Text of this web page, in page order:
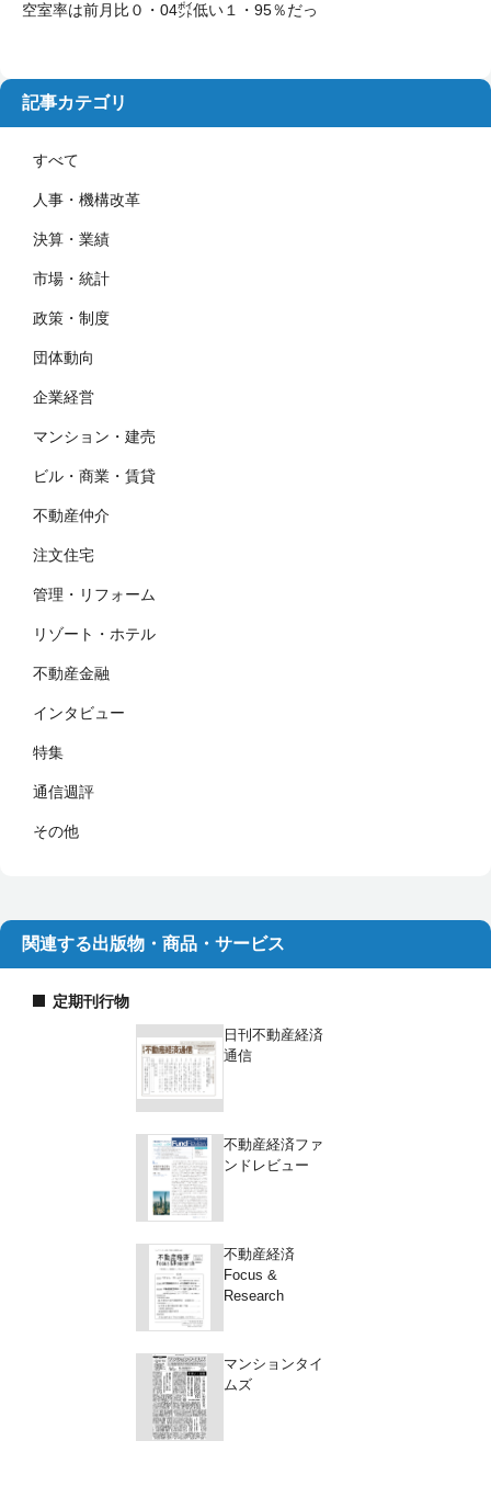
空室率は前月比０・04㌽低い１・95％だっ
記事カテゴリ
すべて
人事・機構改革
決算・業績
市場・統計
政策・制度
団体動向
企業経営
マンション・建売
ビル・商業・賃貸
不動産仲介
注文住宅
管理・リフォーム
リゾート・ホテル
不動産金融
インタビュー
特集
通信週評
その他
関連する出版物・商品・サービス
定期刊行物
日刊不動産経済
通信
不動産経済ファ
ンドレビュー
不動産経済
Focus &
Research
マンションタイ
ムズ